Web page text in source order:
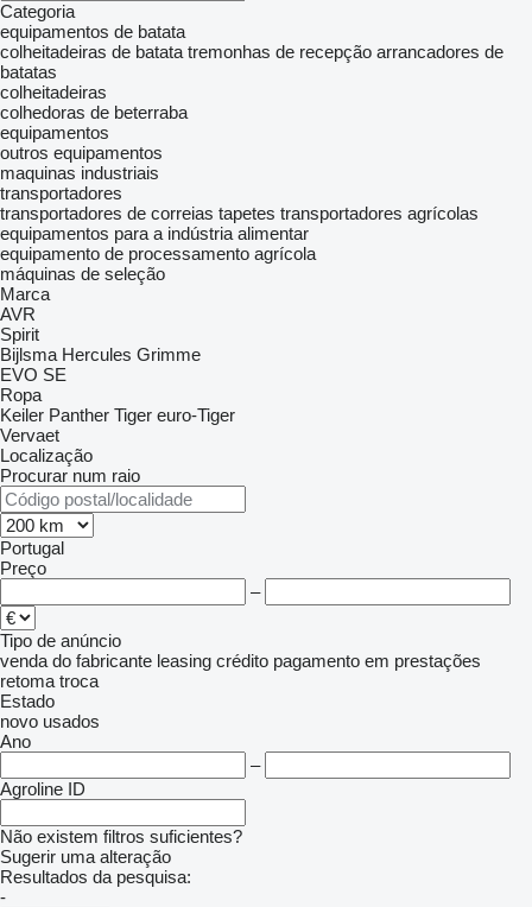
Categoria
equipamentos de batata
colheitadeiras de batata tremonhas de recepção arrancadores de
batatas
colheitadeiras
colhedoras de beterraba
equipamentos
outros equipamentos
maquinas industriais
transportadores
transportadores de correias tapetes transportadores agrícolas
equipamentos para a indústria alimentar
equipamento de processamento agrícola
máquinas de seleção
Marca
AVR
Spirit
Bijlsma Hercules Grimme
EVO SE
Ropa
Keiler Panther Tiger euro-Tiger
Vervaet
Localização
Procurar num raio
Portugal
Preço
–
Tipo de anúncio
venda do fabricante leasing crédito pagamento em prestações
retoma troca
Estado
novo usados
Ano
–
Agroline ID
Não existem filtros suficientes?
Sugerir uma alteração
Resultados da pesquisa:
-